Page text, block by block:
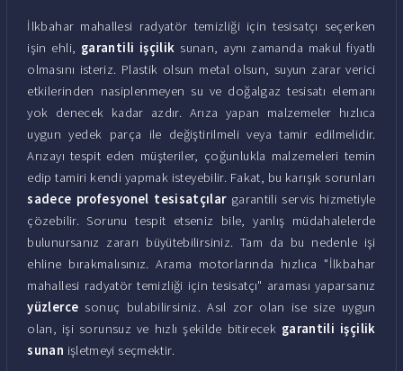
İlkbahar mahallesi radyatör temizliği için tesisatçı seçerken
işin ehli, garantili işçilik sunan, aynı zamanda makul fiyatlı
olmasını isteriz. Plastik olsun metal olsun, suyun zarar verici
etkilerinden nasiplenmeyen su ve doğalgaz tesisatı elemanı
yok denecek kadar azdır. Arıza yapan malzemeler hızlıca
uygun yedek parça ile değiştirilmeli veya tamir edilmelidir.
Arızayı tespit eden müşteriler, çoğunlukla malzemeleri temin
edip tamiri kendi yapmak isteyebilir. Fakat, bu karışık sorunları
sadece profesyonel tesisatçılargarantili servis hizmetiyle
çözebilir. Sorunu tespit etseniz bile, yanlış müdahalelerde
bulunursanız zararı büyütebilirsiniz. Tam da bu nedenle işi
ehline bırakmalısınız. Arama motorlarında hızlıca "İlkbahar
mahallesi radyatör temizliği için tesisatçı" araması yaparsanız
yüzlerce sonuç bulabilirsiniz. Asıl zor olan ise size uygun
olan, işi sorunsuz ve hızlı şekilde bitirecek garantili işçilik
sunan işletmeyi seçmektir.